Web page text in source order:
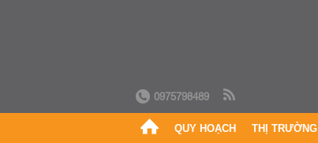
0975798489
QUY HOẠCH THỊ TRƯỜNG